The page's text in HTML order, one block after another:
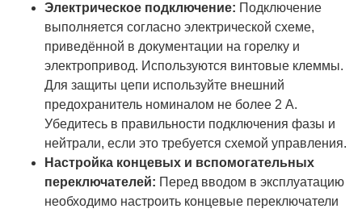
Электрическое подключение: Подключение
выполняется согласно электрической схеме,
приведённой в документации на горелку и
электропривод. Используются винтовые клеммы.
Для защиты цепи используйте внешний
предохранитель номиналом не более 2 А.
Убедитесь в правильности подключения фазы и
нейтрали, если это требуется схемой управления.
Настройка концевых и вспомогательных
переключателей: Перед вводом в эксплуатацию
необходимо настроить концевые переключатели